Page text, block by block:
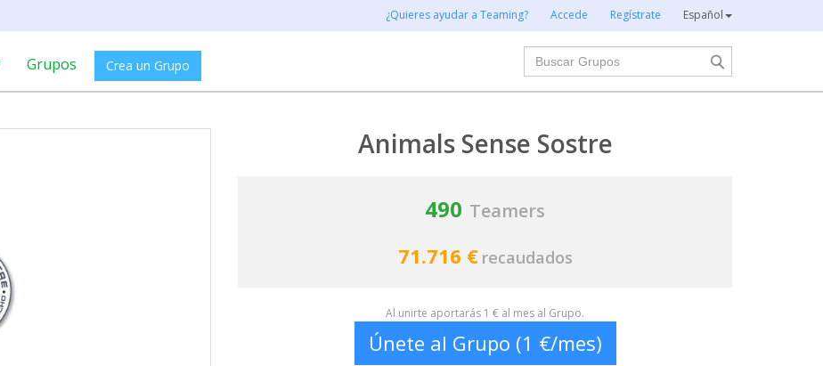
¿Quieres ayudar a Teaming? Accede Regístrate Español
Grupos Crea un Grupo
Buscar
Animals Sense Sostre
490 Teamers
71.716 € recaudados
Al unirte aportarás 1 € al mes al Grupo.
Únete al Grupo (1 €/mes)